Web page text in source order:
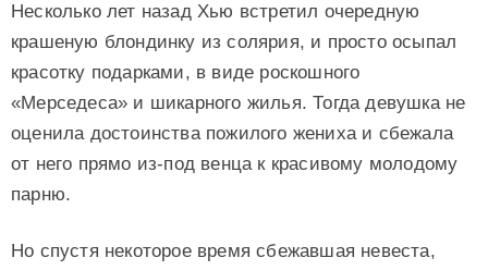
Несколько лет назад Хью встретил очередную
крашеную блондинку из солярия, и просто осыпал
красотку подарками, в виде роскошного
«Мерседеса» и шикарного жилья. Тогда девушка не
оценила достоинства пожилого жениха и сбежала
от него прямо из-под венца к красивому молодому
парню.
Но спустя некоторое время сбежавшая невеста,